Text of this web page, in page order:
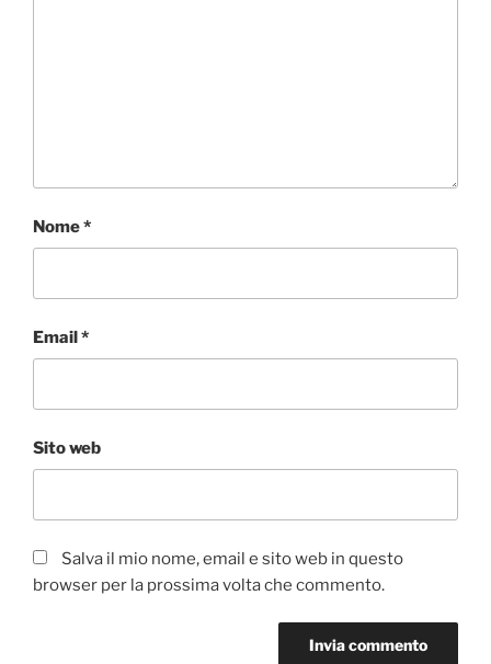
Nome*
Email*
Sito web
Salva il mio nome, email e sito web in questo
browser per la prossima volta che commento.